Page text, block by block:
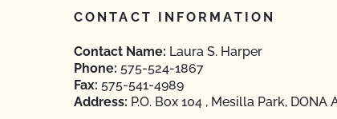
CONTACT INFORMATION
Contact Name: Laura S. Harper
Phone: 575-524-1867
Fax: 575-541-4989
Address: P.O. Box 104 , Mesilla Park,